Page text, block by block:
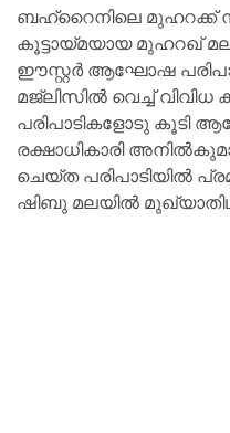
ബഹ്റൈനിലെ മുഹറക്ക്
കൂട്ടായ്മയായ മുഹറഖ്
ഈസ്റ്റർ ആഘോഷ
മജ്ലിസിൽ വെച്ച് വിവിധ
പരിപാടികളോടു കൂടി
രക്ഷാധികാരി
ചെയ്ത പരിപാടിയിൽ
ഷിബു മലയിൽ